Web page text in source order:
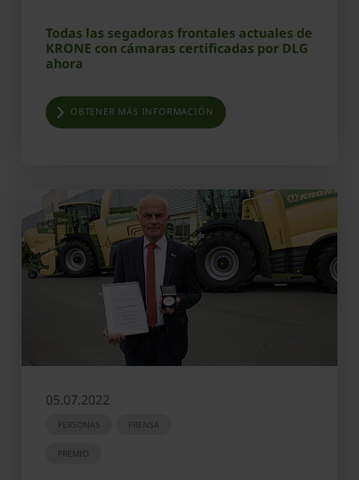
Todas las segadoras frontales actuales de
KRONE con cámaras certificadas por DLG
ahora
OBTENER MÁS INFORMACIÓN
05.07.2022
PERSONAS PRENSA
PREMIO